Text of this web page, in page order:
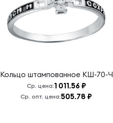
Кольцо штампованное КШ-70-Ч
Ср. цена:1 011.56 ₽
Ср. опт. цена:505.78 ₽